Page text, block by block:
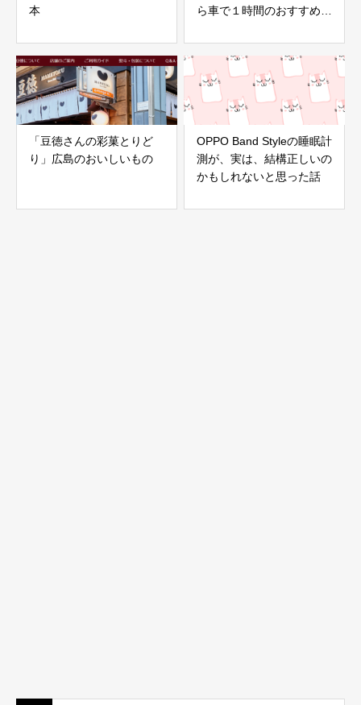
本
ら車で１時間のおすすめス
「豆徳さんの彩菓とりど
り」広島のおいしいもの
OPPO Band Styleの睡眠計
測が、実は、結構正しいの
かもしれないと思った話